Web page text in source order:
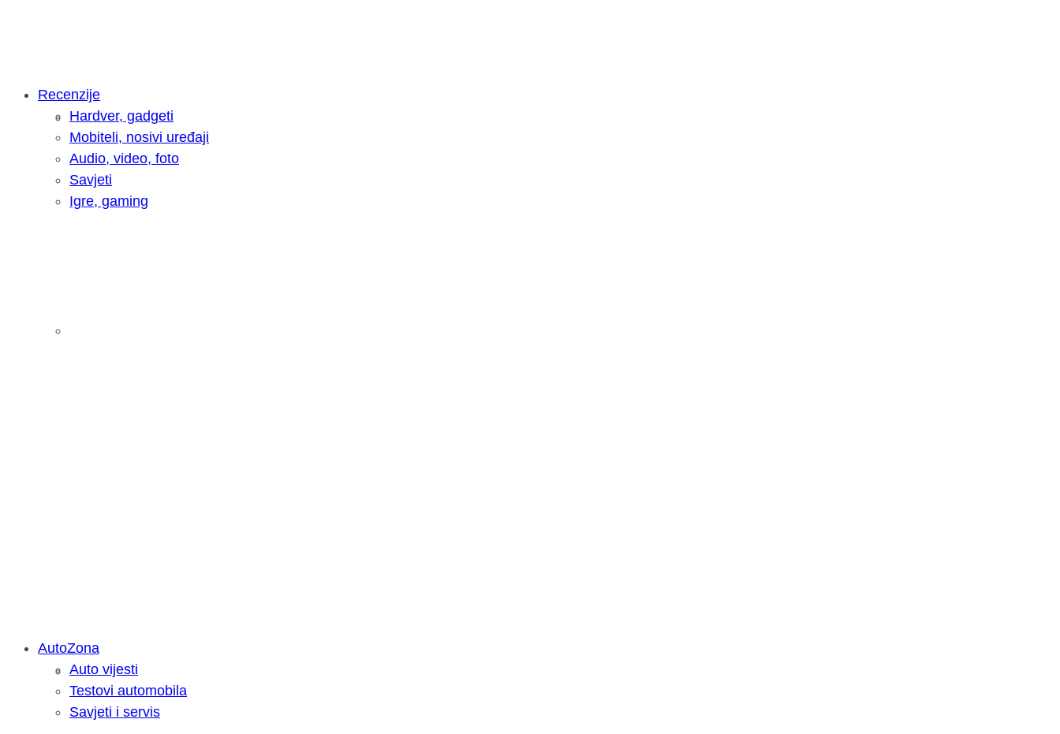
Intervju: Goran Jović, fotograf - Hrvatska kakvu svijet tek otkriva
Recenzije
Hardver, gadgeti
Mobiteli, nosivi uređaji
Audio, video, foto
Savjeti
Igre, gaming
Savjetujemo: Što učiniti kada vaš iPad treba servis? Alpha servis nudi rješenja
AutoZona
Auto vijesti
Testovi automobila
Savjeti i servis